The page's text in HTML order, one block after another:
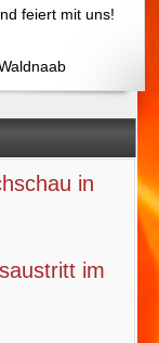
in
im
feiert mit uns!